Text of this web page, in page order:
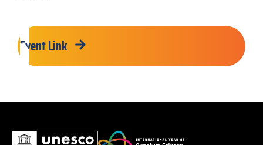
Event Link